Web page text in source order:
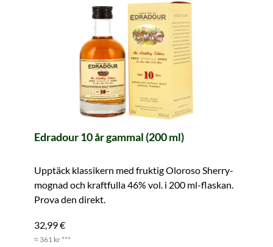
Edradour 10 år gammal (200 ml)
Upptäck klassikern med fruktig Oloroso Sherry-
mognad och kraftfulla 46% vol. i 200 ml-flaskan.
Prova den direkt.
32,99 €
≈ 361 kr ***